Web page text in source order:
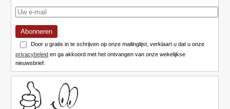
Abonneren
Door u gratis in te schrijven op onze mailinglijst, verklaart u dat u onze
privacybeleid en ga akkoord met het ontvangen van onze wekelijkse
nieuwsbrief.